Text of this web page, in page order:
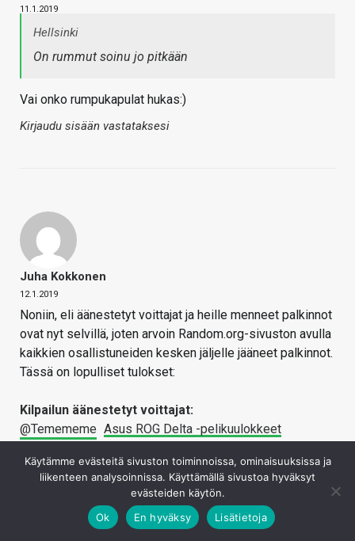
11.1.2019
Hellsinki
On rummut soinu jo pitkään
Vai onko rumpukapulat hukas:)
Kirjaudu sisään vastataksesi
Juha Kokkonen
12.1.2019
Noniin, eli äänestetyt voittajat ja heille menneet palkinnot
ovat nyt selvillä, joten arvoin Random.org-sivuston avulla
kaikkien osallistuneiden kesken jäljelle jääneet palkinnot.
Tässä on lopulliset tulokset:
Kilpailun äänestetyt voittajat:
@Temememe Asus ROG Delta -pelikuulokkeet
@jinx1980
Gigabyte Aorus M5 -pelihiiri jaAorus P7 RGB
(Sponsored by Gigabyte, arvo yhteensä noin
TechBBS muki ja paita
Käytämme evästeitä sivuston toiminnoissa, ominaisuuksissa ja
liikenteen analysoinnissa. Käyttämällä sivustoa hyväksyt
evästeiden käytön.
Ok
En hyväksy Lisätietoja